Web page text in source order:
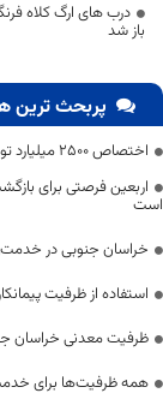
درب های ارگ کلاه
باز شد
پربحث ترین
اختصاص 2500 میلیارد تومان برای توسعه راه‌های دوبانده خراسان جنوبی
اربعین فرصتی برای
است
خراسان جنوبی در
استفاده از ظرفیت
ظرفیت معدنی خراسان
همه ظرفیت‌ها برای